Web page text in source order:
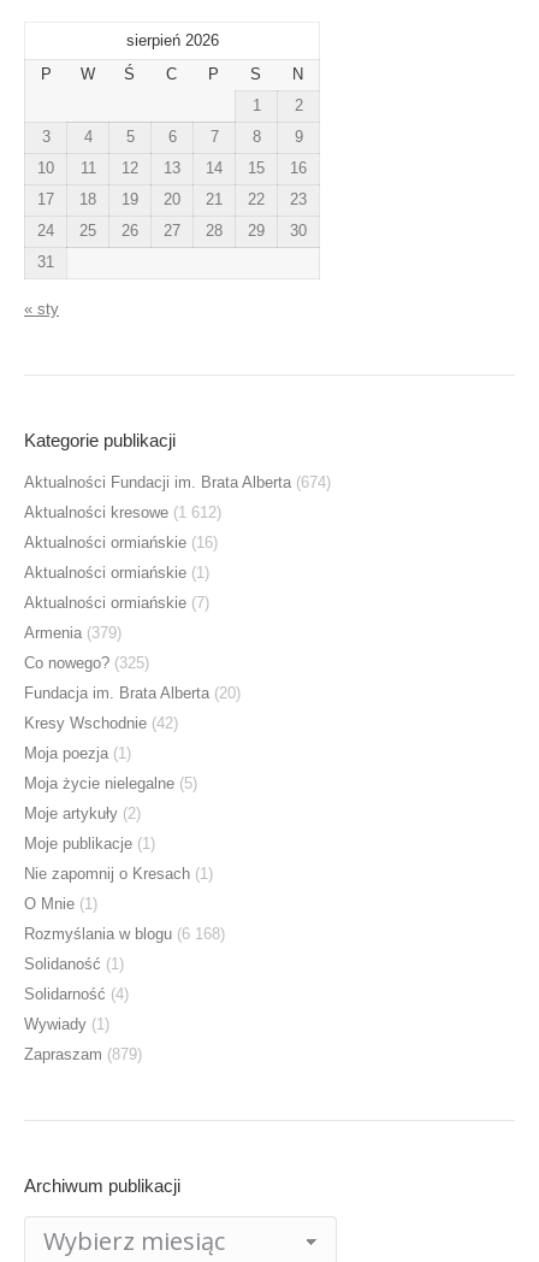
sierpień 2026
P
W Ś C P S
N
1
2
3
4 5 6 7 8
9
10
11 12 13 14 15
16
17
18 19 20 21 22
23
24
25 26 27 28 29
30
31
« sty
Kategorie publikacji
Aktualności Fundacji im. Brata Alberta (674)
Aktualności kresowe (1 612)
Aktualności ormiańskie (16)
Aktualności ormiańskie (1)
Aktualności ormiańskie (7)
Armenia (379)
Co nowego? (325)
Fundacja im. Brata Alberta (20)
Kresy Wschodnie (42)
Moja poezja (1)
Moja życie nielegalne (5)
Moje artykuły (2)
Moje publikacje (1)
Nie zapomnij o Kresach (1)
O Mnie (1)
Rozmyślania w blogu (6 168)
Solidaność (1)
Solidarność (4)
Wywiady (1)
Zapraszam (879)
Archiwum publikacji
publikacji